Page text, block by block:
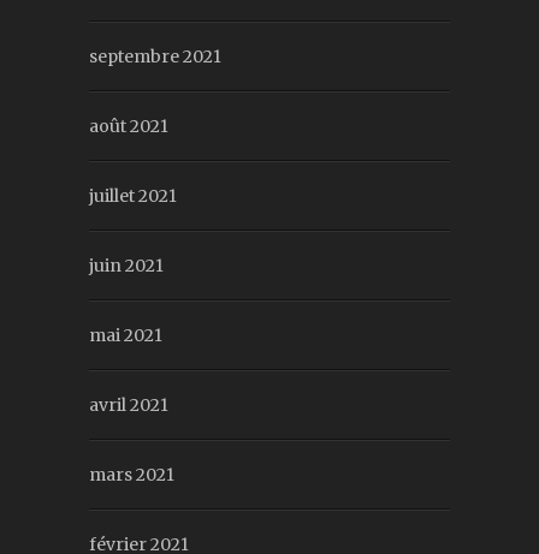
septembre 2021
août 2021
juillet 2021
juin 2021
mai 2021
avril 2021
mars 2021
février 2021